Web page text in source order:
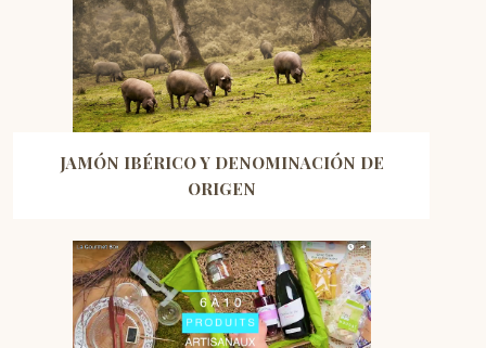
JAMÓN IBÉRICO Y DENOMINACIÓN DE
ORIGEN